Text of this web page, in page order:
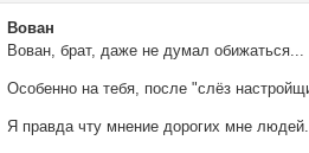
Вован
Вован, брат, даже не думал обижаться...
Особенно на тебя, после "слёз
Я правда чту мнение дорогих мне людей...